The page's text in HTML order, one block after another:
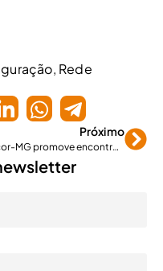
, Rede
Próximo
Ascor-MG promove encontro entre beneméritas e associados